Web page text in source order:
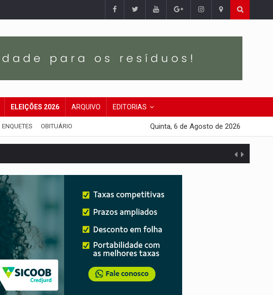
ELEIÇÕES 2026 ARQUIVO EDITORIAS
ENQUETES OBITUÁRIO Quinta, 6 de Agosto de 2026
Bueno
de 2026